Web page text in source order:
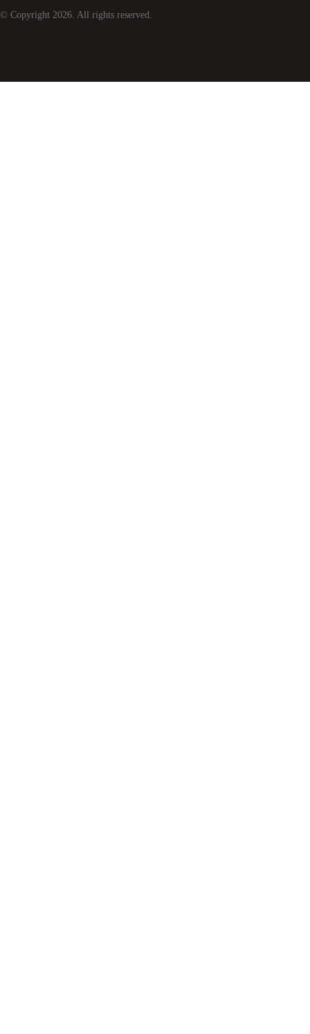
© Copyright 2026 . All rights reserved.